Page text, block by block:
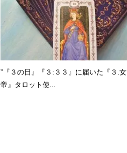
”『３の日』『３:３３』に届いた『３.女
帝』タロット使...